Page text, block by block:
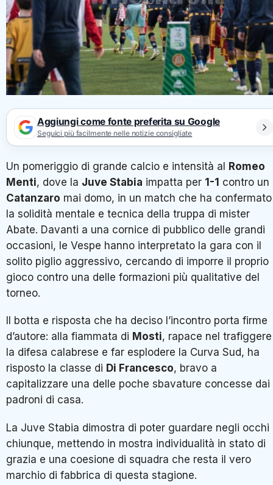
Aggiungi come fonte preferita su Google
Seguici più facilmente nelle notizie consigliate
Un pomeriggio di grande calcio e intensità al Romeo
Menti, dove la Juve Stabia impatta per 1-1 contro un
Catanzaro mai domo, in un match che ha confermato
la solidità mentale e tecnica della truppa di mister
Abate. Davanti a una cornice di pubblico delle grandi
occasioni, le Vespe hanno interpretato la gara con il
solito piglio aggressivo, cercando di imporre il proprio
gioco contro una delle formazioni più qualitative del
torneo.
Il botta e risposta che ha deciso l’incontro porta firme
d’autore: alla fiammata di Mosti, rapace nel trafiggere
la difesa calabrese e far esplodere la Curva Sud, ha
risposto la classe di Di Francesco, bravo a
capitalizzare una delle poche sbavature concesse dai
padroni di casa.
La Juve Stabia dimostra di poter guardare negli occhi
chiunque, mettendo in mostra individualità in stato di
grazia e una coesione di squadra che resta il vero
marchio di fabbrica di questa stagione.